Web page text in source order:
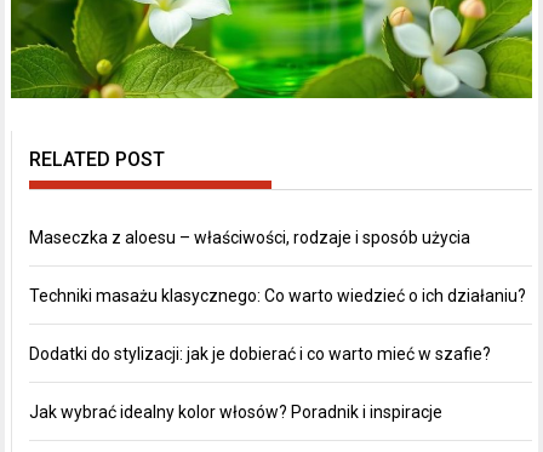
RELATED POST
Maseczka z aloesu – właściwości, rodzaje i sposób użycia
Techniki masażu klasycznego: Co warto wiedzieć o ich działaniu?
Dodatki do stylizacji: jak je dobierać i co warto mieć w szafie?
Jak wybrać idealny kolor włosów? Poradnik i inspiracje